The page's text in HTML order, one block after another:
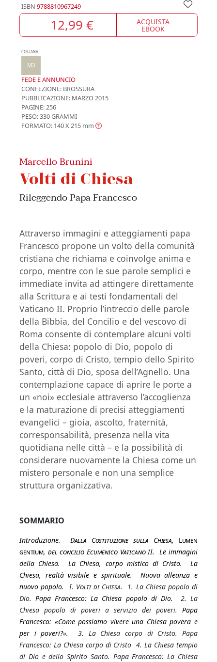
ISBN 9788810967249
12,99 € ACQUISTA
EBOOK
COLLANA
M3
FEDE E ANNUNCIO
CONFEZIONE: BROSSURA
PUBBLICAZIONE: MARZO 2015
PAGINE: 256
PESO: 330 GRAMMI
FORMATO: 140 X 215 mm
Marcello Brunini
Volti di Chiesa
Rileggendo Papa Francesco
Attraverso immagini e atteggiamenti papa
Francesco propone un volto della comunità
cristiana che richiama e coinvolge anima e
corpo, mentre con le sue parole semplici e
immediate invita ad attingere direttamente
alla Scrittura e ai testi fondamentali del
Vaticano II. Proprio l’intreccio delle parole
della Bibbia, del Concilio e del vescovo di
Roma consente di contemplare alcuni volti
della Chiesa: popolo di Dio, popolo di
poveri, corpo di Cristo, tempio dello Spirito
Santo, città di Dio, sposa dell’Agnello. Una
contemplazione capace di aprire le porte a
un «noi» ecclesiale attraverso l’accoglienza
e la maturazione di precisi atteggiamenti
evangelici – gioia, ascolto, fraternità,
corresponsabilità, presenza nella vita
quotidiana nelle città – e la possibilità di
considerare nuovamente la Chiesa come un
mistero personale e non una semplice
struttura organizzativa.
SOMMARIO
Introduzione. Dalla Costituzione sulla Chiesa, Lumen
gentium, del concilio Ecumenico Vaticano II.Le immagini
della Chiesa. La Chiesa, corpo mistico di Cristo. La
Chiesa, realtà visibile e spirituale. Nuova alleanza e
nuovo popolo.I. Volti di Chiesa.
1. La Chiesa popolo di
Dio. Papa Francesco: La Chiesa popolo di Dio. 2.La
Chiesa popolo di poveri a servizio dei poveri.
Papa
Francesco: «Come possiamo vivere una Chiesa povera e
per i poveri?».
3. La Chiesa corpo di Cristo.
Papa
Francesco: La Chiesa corpo di Cristo 4. La Chiesa tempio
di Dio e dello Spirito Santo. Papa Francesco: La Chiesa